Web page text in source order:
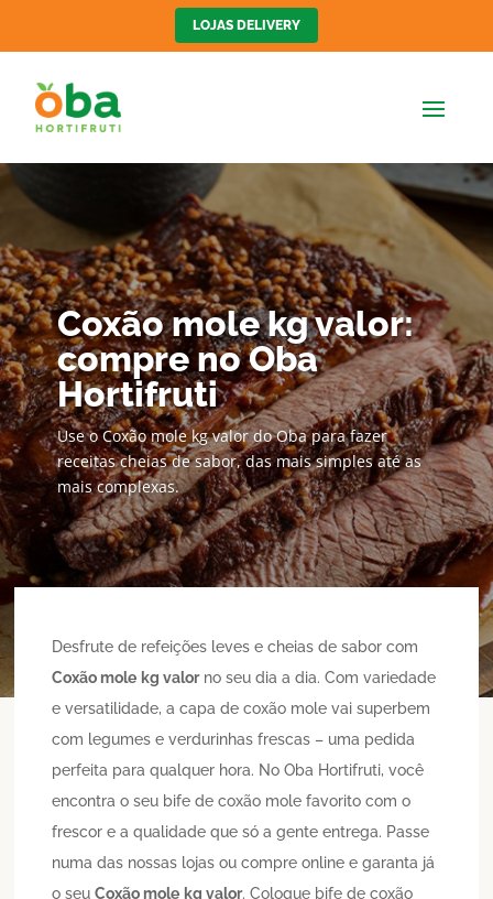
LOJAS DELIVERY
Coxão mole kg valor:
compre no Oba
Hortifruti
Use o Coxão mole kg valor do Oba para fazer
receitas cheias de sabor, das mais simples até as
mais complexas.
Desfrute de refeições leves e cheias de sabor com
Coxão mole kg valorno seu dia a dia. Com variedade
e versatilidade, a capa de coxão mole vai superbem
com legumes e verdurinhas frescas – uma pedida
perfeita para qualquer hora. No Oba Hortifruti, você
encontra o seu bife de coxão mole favorito com o
frescor e a qualidade que só a gente entrega. Passe
numa das nossas lojas ou compre online e garanta já
o seuCoxão mole kg valor. Coloque bife de coxão